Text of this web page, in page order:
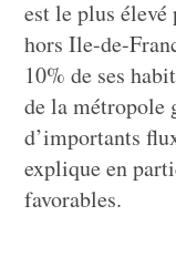
est le plus
hors Ile-de-
10% de ses
de la métropole
d’importants
explique en
favorables.